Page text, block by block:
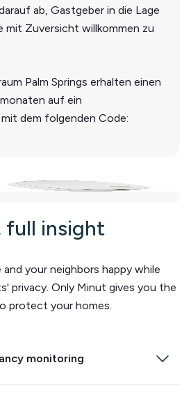
ab, Gastgeber in die Lage
mit Zuversicht willkommen zu
Palm Springs erhalten einen
auf ein
dem folgenden Code:
full insight
your neighbors happy while
privacy. Only Minut gives you the
protect your homes.
monitoring